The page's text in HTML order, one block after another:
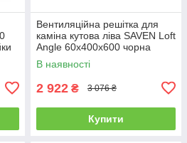
Вентиляційна решітка для
каміна кутова ліва SAVEN Loft
Angle 60х400х600 чорна
В наявності
2 922 ₴ 3 076 ₴
Купити